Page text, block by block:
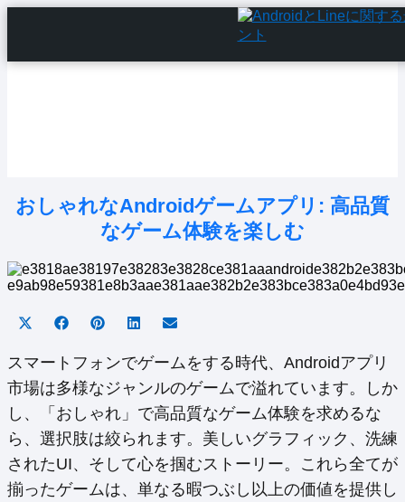
おしゃれなAndroidゲームアプリ: 高品質
なゲーム体験を楽しむ
Share
X
(Twitter)
Share
Facebook
Share
Pinterest
Share
LinkedInEmail
スマートフォンでゲームをする時代、Androidアプリ
市場は多様なジャンルのゲームで溢れています。しか
し、「おしゃれ」で高品質なゲーム体験を求めるな
ら、選択肢は絞られます。美しいグラフィック、洗練
されたUI、そして心を掴むストーリー。これら全てが
揃ったゲームは、単なる暇つぶし以上の価値を提供し